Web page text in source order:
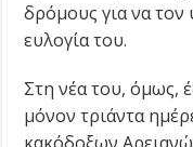
δρόμους για να
ευλογία του.
Στη νέα του, όμως,
μόνον τριάντα